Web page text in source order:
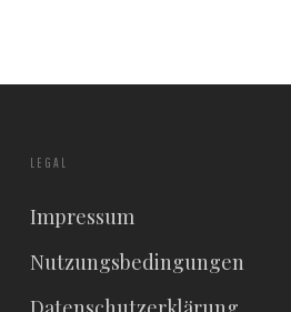
LEGAL
Impressum
Nutzungsbedingungen